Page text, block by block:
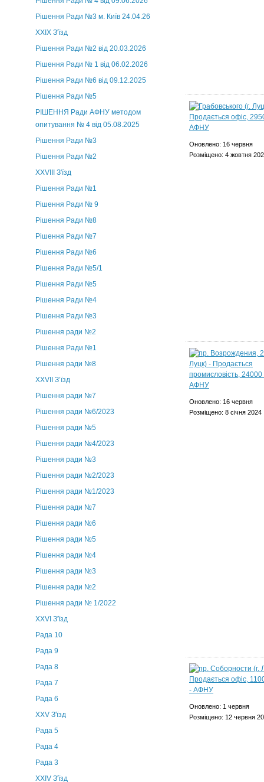
Рішення Ради №3 м. Київ 24.04.26
XXІХ З'їзд
Рішення Ради №2 від 20.03.2026
Рішення Ради № 1 від 06.02.2026
Рішення Ради №6 від 09.12.2025
Рішення Ради №5
РІШЕННЯ Ради АФНУ методом
опитування № 4 від 05.08.2025
Рішення Ради №3
Рішення Ради №2
XXVIII З'їзд
Рішення Ради №1
Рішення Ради № 9
Рішення Ради №8
Рішення Ради №7
Рішення Ради №6
Рішення Ради №5/1
Рішення Ради №5
Рішення Ради №4
Рішення Ради №3
Рішення ради №2
Рішення Ради №1
Рішення ради №8
ХХVII З’їзд
Рішення ради №7
Рішення ради №6/2023
Рішення ради №5
Рішення ради №4/2023
Рішення ради №3
Рішення ради №2/2023
Рішення ради №1/2023
Рішення ради №7
Рішення ради №6
Рішення ради №5
Рішення ради №4
Рішення ради №3
Рішення ради №2
Рішення ради № 1/2022
XXVI З'їзд
Рада 10
Рада 9
Рада 8
Рада 7
Рада 6
XXV З'їзд
Рада 5
Рада 4
Рада 3
ХХIV З'їзд
Оновлено: 16 червня
Розміщено: 4 жовтня
Оновлено: 16 червня
Розміщено: 8 січня 2024
Оновлено: 1 червня
Розміщено: 12 червня